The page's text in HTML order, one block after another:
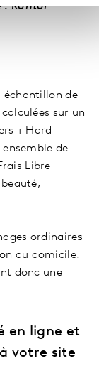
: Kantar –
échantillon de
sur un
+ Hard
de
Libre-
ordinaires
au domicile.
donc une
en ligne et
votre site